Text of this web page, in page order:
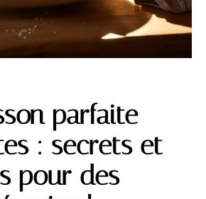
parfaite
: secrets et
pour des